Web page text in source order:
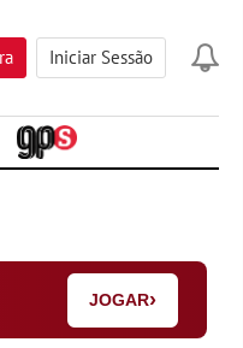
Iniciar Sessão
JOGAR›